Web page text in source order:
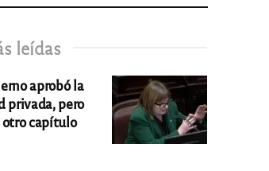
leídas
aprobó la
privada, pero
capítulo